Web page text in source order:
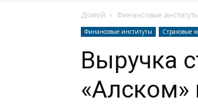
Домой Финансовые институты
Финансовые институты Страховые
Выручка